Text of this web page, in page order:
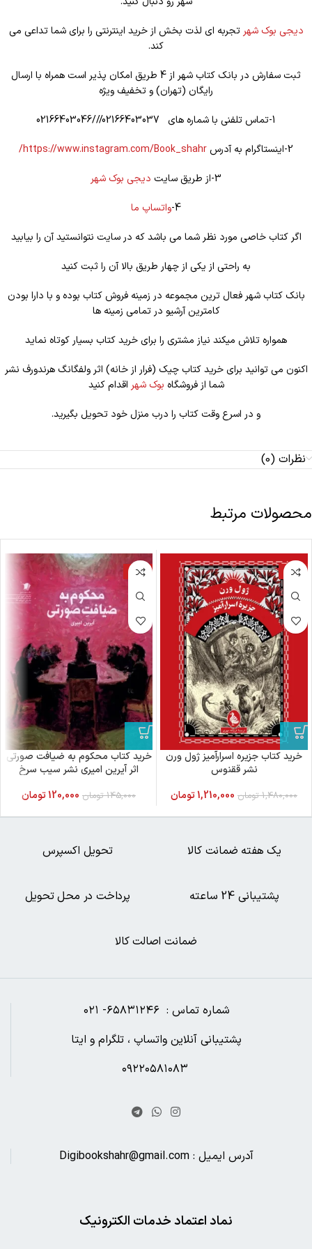
دیجی بوک شهر تجربه ای لذت بخش از خرید اینترنتی را برای شما تداعی می
کند.
ثبت سفارش در بانک کتاب شهر از 4 طریق امکان پذیر است همراه با ارسال
رایگان (تهران) و تخفیف ویژه
1-تماس تلفنی با شماره های 02166403037///02166403046
2-اینستاگرام به آدرس
https://www.instagram.com/Book_shahr/
3-از طریق سایت
دیجی بوک شهر
4- واتساپ ما
اگر کتاب خاصی مورد نظر شما می باشد که در سایت نتوانستید آن را بیابید
به راحتی از یکی از چهار طریق بالا آن را ثبت کنید
بانک کتاب شهر فعال ترین مجموعه در زمینه فروش کتاب بوده و با دارا بودن
کامترین آرشیو در تمامی زمینه ها
همواره تلاش میکند نیاز مشتری را برای خرید کتاب بسیار کوتاه نماید
اکنون می توانید برای خرید کتاب چیک (فرار از خانه) اثر ولفگانگ هرندورف نشر
شما از فروشگاه بوک شهر اقدام کنید
و در اسرع وقت کتاب را درب منزل خود تحویل بگیرید.
نظرات (0)
محصولات مرتبط
-18%
خرید کتاب جزیره اسرارآمیز ژول ورن
نشر ققنوس
1,480,000 تومان 1,210,000تومان
-17%
خرید کتاب محکوم به ضیافت صورتی
اثر آیرین امیری نشر سیب سرخ
145,000 تومان 120,000تومان
ضمانت اصالت کالا
پرداخت در محل تحویل پشتیبانی 24 ساعته
تحویل اکسپرس یک هفته ضمانت کالا
شماره تماس : ۶۵۸۳۱۲۴۶- ۰۲۱
پشتیبانی آنلاین واتساپ ، تلگرام و ایتا
آدرس ایمیل : Digibookshahr@gmail.com
نماد اعتماد خدمات الکترونیک